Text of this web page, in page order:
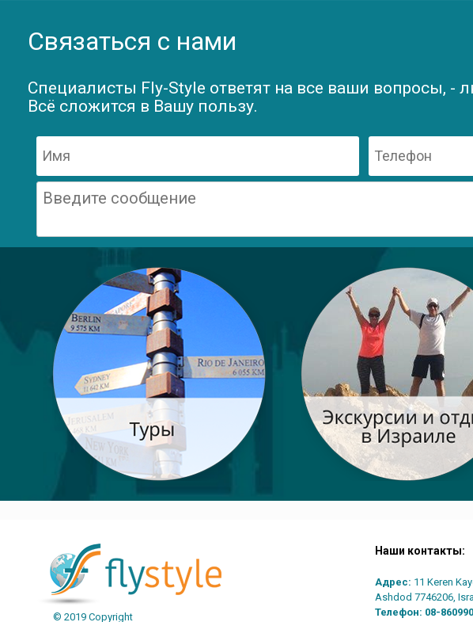
Связаться с нами
Специалисты Fly-Style ответят на все ваши вопросы, -
Всё сложится в Вашу пользу.
© 2019 Copyright
Наши контакты:
Адрес: 11 Keren
Ashdod 7746206,
Телефон: 08-